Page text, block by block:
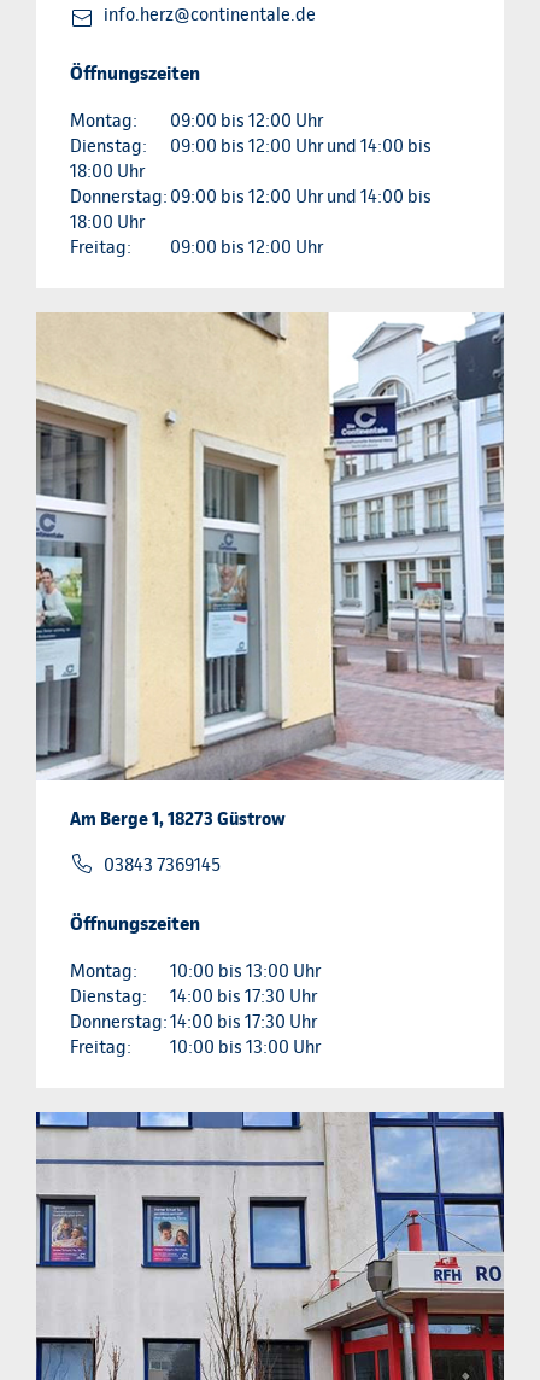
info.herz@continentale.de
Öffnungszeiten
Montag:
09:00 bis 12:00 Uhr
Dienstag:
09:00 bis 12:00 Uhr und 14:00 bis
18:00 Uhr
Donnerstag: 09:00 bis 12:00 Uhr und 14:00 bis
18:00 Uhr
Freitag:
09:00 bis 12:00 Uhr
Am Berge 1, 18273 Güstrow
03843 7369145
Öffnungszeiten
Montag:
10:00 bis 13:00 Uhr
Dienstag:
14:00 bis 17:30 Uhr
Donnerstag:14:00 bis 17:30 Uhr
Freitag:
10:00 bis 13:00 Uhr